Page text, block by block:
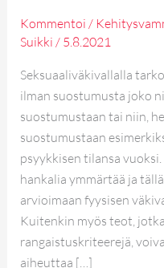
Kommentoi /
Suikki / 5.8.2021
Seksuaaliväkivallalla
ilman suostumusta joko
suostumustaan tai niin,
suostumustaan
psyykkisen tilansa
hankalia ymmärtää ja
arvioimaan fyysisen
Kuitenkin myös teot,
rangaistuskriteerejä,
aiheuttaa […]